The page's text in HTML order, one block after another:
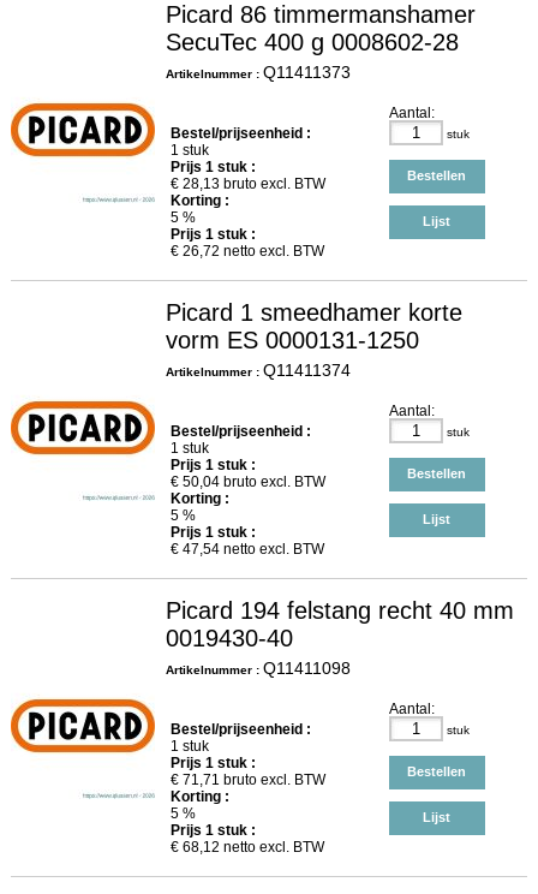
Picard 86 timmermanshamer
SecuTec 400 g 0008602-28
Artikelnummer : Q11411373
Bestel/prijseenheid :
1 stuk
Prijs 1stuk :
€ 28,13bruto excl. BTW
Korting :
5 %
Prijs 1stuk :
€ 26,72 netto excl. BTW
Aantal:
stuk
Bestellen
Lijst
Picard 1 smeedhamer korte
vorm ES 0000131-1250
Artikelnummer : Q11411374
Bestel/prijseenheid :
1 stuk
Prijs 1stuk :
€ 50,04bruto excl. BTW
Korting :
5 %
Prijs 1stuk :
€ 47,54netto excl. BTW
Aantal:
stuk
Bestellen
Lijst
Picard 194 felstang recht 40 mm
0019430-40
Artikelnummer : Q11411098
Bestel/prijseenheid :
1 stuk
Prijs 1stuk :
€ 71,71 bruto excl. BTW
Korting :
5 %
Prijs 1stuk :
€ 68,12 netto excl. BTW
Aantal:
stuk
Bestellen
Lijst